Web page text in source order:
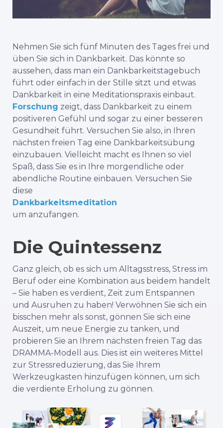
Nehmen Sie sich fünf Minuten des Tages frei und
üben Sie sich in Dankbarkeit. Das könnte so
aussehen, dass man ein Dankbarkeitstagebuch
führt oder einfach in der Stille sitzt und etwas
Dankbarkeit in eine Meditationspraxis einbaut.
Forschung zeigt, dass Dankbarkeit zu einem
positiveren Gefühl und sogar zu einer besseren
Gesundheit führt. Versuchen Sie also, in Ihren
nächsten freien Tag eine Dankbarkeitsübung
einzubauen. Vielleicht macht es Ihnen so viel
Spaß, dass Sie es in Ihre morgendliche oder
abendliche Routine einbauen. Versuchen Sie
diese
Dankbarkeitsmeditation
um anzufangen.
Die Quintessenz
Ganz gleich, ob es sich um Alltagsstress, Stress im
Beruf oder eine Kombination aus beidem handelt
– Sie haben es verdient, Zeit zum Entspannen
und Ausruhen zu haben! Verwöhnen Sie sich ein
bisschen mehr als sonst, gönnen Sie sich eine
Auszeit, um neue Energie zu tanken, und
probieren Sie an Ihrem nächsten freien Tag das
DRAMMA-Modell aus. Dies ist ein weiteres Mittel
zur Stressreduzierung, das Sie Ihrem
Werkzeugkasten hinzufügen können, um sich
die verdiente Erholung zu gönnen.